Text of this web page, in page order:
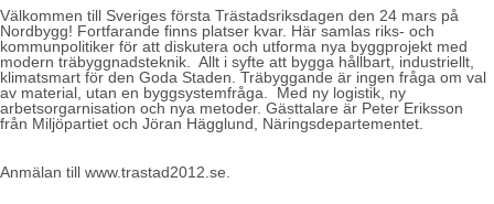
Välkommen till Sveriges första Trästadsriksdagen den 24 mars på
Nordbygg! Fortfarande finns platser kvar. Här samlas riks- och
kommunpolitiker för att diskutera och utforma nya byggprojekt med
modern träbyggnadsteknik. Allt i syfte att bygga hållbart, industriellt,
klimatsmart för den Goda Staden. Träbyggande är ingen fråga om val
av material, utan en byggsystemfråga. Med ny logistik, ny
arbetsorgarnisation och nya metoder. Gästtalare är Peter Eriksson
från Miljöpartiet och Jöran Hägglund, Näringsdepartementet.
Anmälan till www.trastad2012.se.